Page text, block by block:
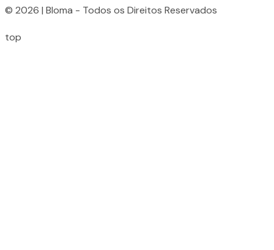
© 2026 | Bloma - Todos os Direitos Reservados
top